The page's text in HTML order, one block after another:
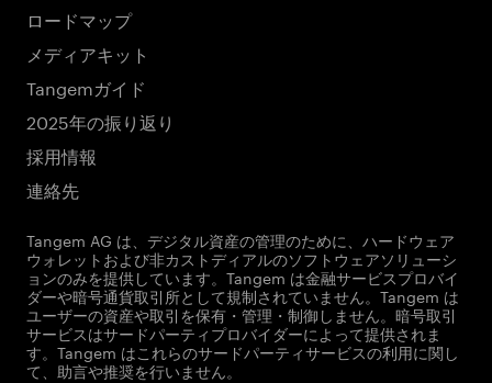
ロードマップ
メディアキット
Tangemガイド
2025年の振り返り
採用情報
連絡先
Tangem AG は、デジタル資産の管理のために、ハードウェア
ウォレットおよび非カストディアルのソフトウェアソリューシ
ョンのみを提供しています。Tangem は金融サービスプロバイ
ダーや暗号通貨取引所として規制されていません。Tangem は
ユーザーの資産や取引を保有・管理・制御しません。暗号取引
サービスはサードパーティプロバイダーによって提供されま
す。Tangem はこれらのサードパーティサービスの利用に関し
て、助言や推奨を行いません。